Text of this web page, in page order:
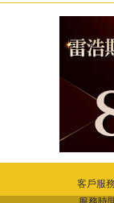
客戶服